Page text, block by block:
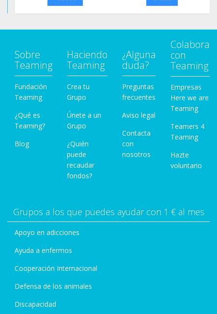
Sobre
Teaming
Fundación
Teaming
¿Qué es
Teaming?
Blog
Haciendo
Teaming
Crea tu
Grupo
Únete a un
Grupo
¿Quién
puede
recaudar
fondos?
¿Alguna
duda?
Preguntas
frecuentes
Aviso legal
Contacta
con
nosotros
Colabora
con
Teaming
Empresas
Here we are
Teaming
Teamers 4
Teaming
Hazte
voluntario
Grupos a los que puedes ayudar con 1 € al mes
Apoyo en adicciones
Ayuda a enfermos
Cooperación Internacional
Defensa de los animales
Discapacidad